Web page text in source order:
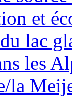
et
lac
les
la